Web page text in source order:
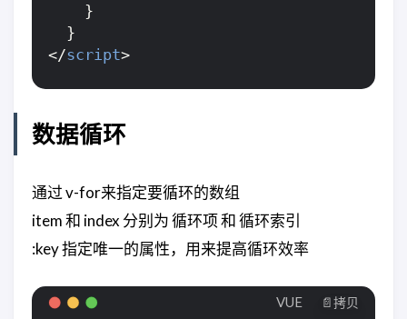
}
}
</script>
数据循环
通过 v-for来指定要循环的数组
item 和 index 分别为 循环项 和 循环索引
:key 指定唯一的属性，用来提高循环效率
📄拷贝
VUE